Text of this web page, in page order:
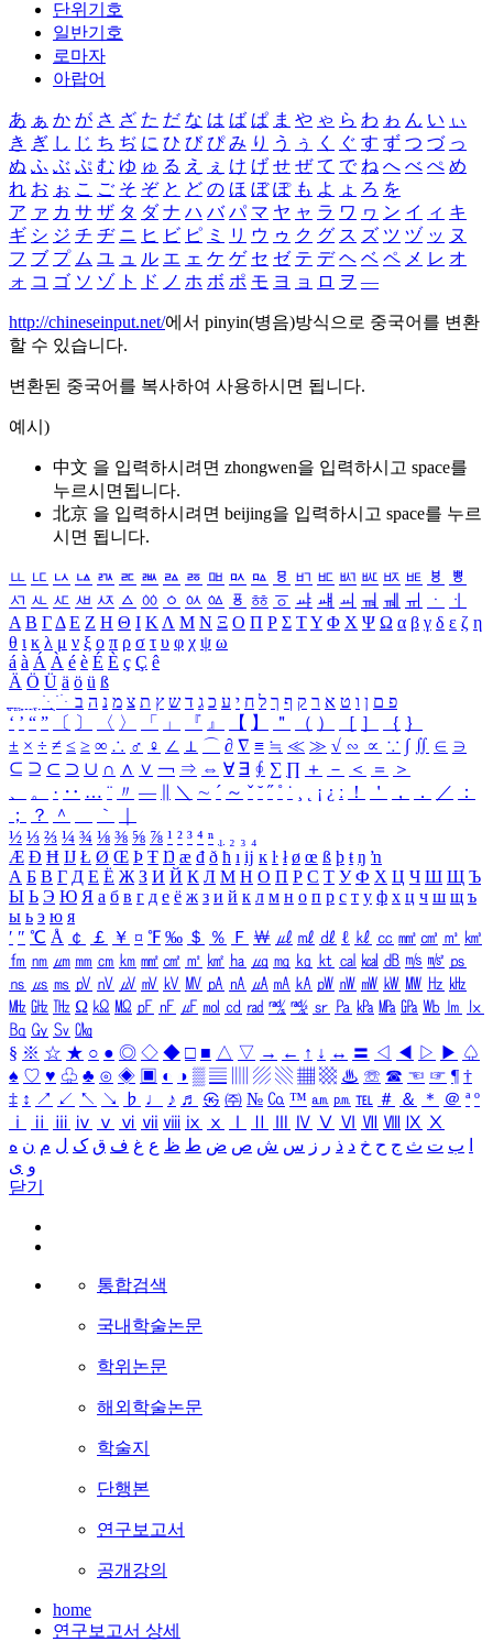
단위기호
일반기호
로마자
아랍어
あ ぁ か が さ ざ た だ な は ば ぱ ま や ゃ ら わ ゎ ん い ぃ
き ぎ し じ ち ぢ に ひ び ぴ み り う ぅ く ぐ す ず つ づ っ
ぬ ふ ぶ ぷ む ゆ ゅ る え ぇ け げ せ ぜ て で ね へ べ ぺ め
れ お ぉ こ ご そ ぞ と ど の ほ ぼ ぽ も よ ょ ろ を
ア ァ カ サ ザ タ ダ ナ ハ バ パ マ ヤ ャ ラ ワ ヮ ン イ ィ キ
ギ シ ジ チ ヂ ニ ヒ ビ ピ ミ リ ウ ゥ ク グ ス ズ ツ ヅ ッ ヌ
フ ブ プ ム ユ ュ ル エ ェ ケ ゲ セ ゼ テ デ ヘ ベ ペ メ レ オ
ォ コ ゴ ソ ゾ ト ド ノ ホ ボ ポ モ ヨ ョ ロ ヲ ―
http://chineseinput.net/에서 pinyin(병음)방식으로 중국어를 변환
할 수 있습니다.
변환된 중국어를 복사하여 사용하시면 됩니다.
예시)
中文 을 입력하시려면 zhongwen을 입력하시고 space를
누르시면됩니다.
北京 을 입력하시려면 beijing을 입력하시고 space를 누르
시면 됩니다.
ㅥ ㅦ ㅧ ㅨ ㅩ ㅪ ㅫ ㅬ ㅭ ㅮ ㅯ ㅰ ㅱ ㅲ ㅳ ㅴ ㅵ ㅶ ㅷ ㅸ
ㅹ
ㅺ ㅻ ㅼ ㅽ ㅾ ㅿ ㆀ ㆁ ㆂ ㆃ ㆄ ㆅ ㆆ ㆇ ㆈ ㆉ ㆊ ㆋ ㆌ ㆍ
ㆎ
Α Β ΓΔ Ε Ζ Η Θ Ι ΚΛ Μ Ν Ξ Ο Π Ρ Σ ΤΥ Φ Χ Ψ Ω α β γ δ ε ζ η
θ ι κ λ μ ν ξ ο π ρ σ τ υ φ χ ψ ω
á à Á À é è É È ç Ç ê
Ä Ö Ü ä ö ü ß
ִֶֹ ֻּ ׁׂ פ ם ן ו ט א ר ק ף ך ל ח י ע כ ג ד ש ץ ת צ מ נ ה ב
‘ ’ “ ” 〔 〕 〈 〉 「 」 『 』 【 】 ＂ （ ） ［ ］ ｛ ｝
± × ÷ ≠ ≤ ≥ ∞ ∴ ♂ ♀ ∠ ⊥ ⌒ ∂ ∇ ≡ ≒ ≪ ≫ √ ∽ ∝ ∵ ∫ ∬ ∈ ∋
⊆ ⊇ ⊂ ⊃ ∪ ∩ ∧ ∨ ￢ ⇒ ⇔ ∀ ∃ ∮ ∑ ∏ ＋ － ＜ ＝
＞
、
。 · ‥ … ¨ 〃 ― ＼ ∼ ´ ～ ˇ ˘ ˝ ˚ ˙ ¸ ¡ ¿ ː ！ ＇ ， ． ／
：
；
？ ＾ ｀
½ ⅓ ⅔ ¼ ¾ ⅛ ⅜ ⅝ ⅞ ¹ ² ³ ⁴ ⁿ ₁ ₂ ₃ ₄
Æ Ð Ħ Ĳ Ł Ø Œ Þ Ŧ Ŋ æ đ ð ħ ı ĳ ĸ ŀ ł ø œ ß þ ŧ ŋ ŉ
А Б В Г Д Е Ё Ж З И Й К Л М Н О П Р С Т У Ф Х Ц Ч Ш Щ Ъ
Ы Ь Э Ю Я а б в г д е ё ж з и й к л м н о п р с т у ф х ц ч ш щ ъ
ы ь э ю я
′ ″ ℃ Å ￠ ￡ ￥ ¤ ℉ ‰ ＄ ％ Ｆ ￦ ㎕ ㎖ ㎗ ℓ ㎘ ㏄ ㎣ ㎤ ㎥ ㎦
㎙ ㎚ ㎛ ㎜ ㎝ ㎞ ㎟ ㎠ ㎡ ㎢ ㏊ ㎍ ㎎ ㎏ ㏏ ㎈ ㎉ ㏈ ㎧ ㎨ ㎰
㎱ ㎲ ㎳ ㎴ ㎵ ㎶ ㎷ ㎸ ㎹ ㎀ ㎁ ㎂ ㎃ ㎄ ㎺ ㎻ ㎽ ㎾ ㎿ ㎐ ㎑
㎒ ㎓ ㎔ Ω ㏀ ㏁ ㎊ ㎋ ㎌ ㏖ ㏅ ㎭ ㎮ ㎯ ㏛ ㎩ ㎪ ㎫ ㎬ ㏝ ㏐
㏓
㏃ ㏉ ㏜ ㏆
§ ※ ☆ ★ ○ ● ◎ ◇ ◆ □ ■ △ ▽ → ← ↑ ↓ ↔ 〓 ◁ ◀ ▷ ▶ ♤
♠ ♡ ♥ ♧ ♣ ⊙ ◈ ▣ ◐ ◑ ▒ ▤ ▨ ▧ ▦ ▩ ♨ ☏ ☎ ☜ ☞ ¶ †
‡ ↕ ↗ ↙ ↖ ↘ ♭ ♩ ♪ ♬ ㉿ ㈜ № ㏇ ™ ㏂ ㏘ ℡ ＃ ＆ ＊ ＠ ª º
ⅰ
ⅱ ⅲ ⅳ ⅴ ⅵ ⅶ ⅷ ⅸ ⅹ Ⅳ Ⅴ Ⅵ Ⅶ Ⅷ Ⅸ Ⅹ
ب ت ث ج ح خ د ذ ر ز س ش ص ض ط ظ ع غ ف ق ک ل م ن ه
و ی
닫기
통합검색
국내학술논문
학위논문
해외학술논문
학술지
단행본
연구보고서
공개강의
home
연구보고서 상세